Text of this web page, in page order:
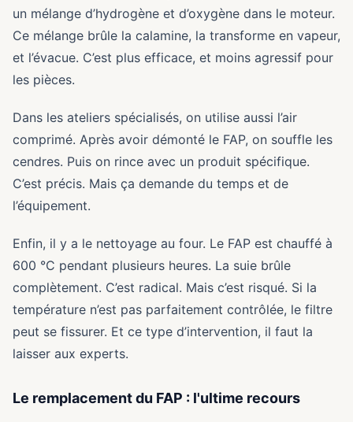
un mélange d’hydrogène et d’oxygène dans le moteur.
Ce mélange brûle la calamine, la transforme en vapeur,
et l’évacue. C’est plus efficace, et moins agressif pour
les pièces.
Dans les ateliers spécialisés, on utilise aussi l’air
comprimé. Après avoir démonté le FAP, on souffle les
cendres. Puis on rince avec un produit spécifique.
C’est précis. Mais ça demande du temps et de
l’équipement.
Enfin, il y a le nettoyage au four. Le FAP est chauffé à
600 °C pendant plusieurs heures. La suie brûle
complètement. C’est radical. Mais c’est risqué. Si la
température n’est pas parfaitement contrôlée, le filtre
peut se fissurer. Et ce type d’intervention, il faut la
laisser aux experts.
Le remplacement du FAP : l'ultime recours